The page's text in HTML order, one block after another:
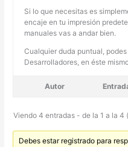
Si lo que necesitas es
encaje en tu impresión
manuales vas a andar bien.
Cualquier duda puntual,
Desarrolladores, en éste
Autor
Viendo 4 entradas - de la 1 a la 4
Debes estar registrado para